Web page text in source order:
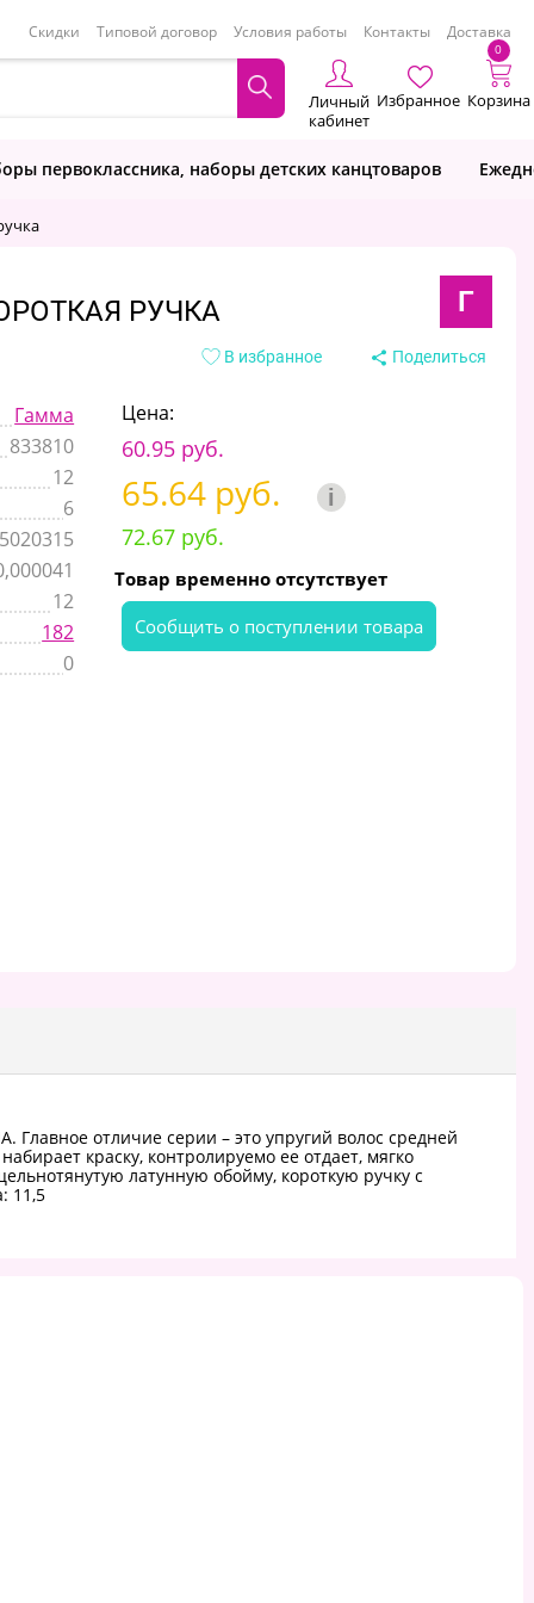
Скидки Типовой договор Условия работы Контакты Доставка
Личный
кабинет
Избранное
0
Корзина
первоклассника, наборы детских канцтоваров
РУЧКА Г
В избранное Поделиться
Гамма
833810
12
6
12
182
0
Цена:
60.95 руб.
65.64 руб. i
72.67 руб.
Товар временно отсутствует
Cообщить о поступлении товара
отличие серии – это упругий волос средней
краску, контролируемо ее отдает, мягко
латунную обойму, короткую ручку с
11,5